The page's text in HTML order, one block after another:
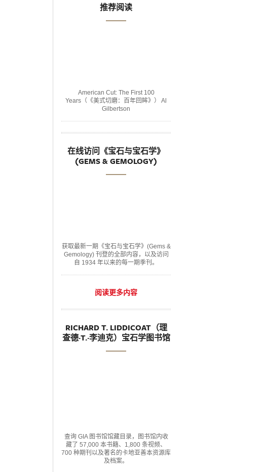
推荐阅读
American Cut: The First 100
Years（《美式切磨：百年回眸》） Al
Gilbertson
在线访问《宝石与宝石学》
(GEMS & GEMOLOGY)
获取最新一期《宝石与宝石学》(Gems &
Gemology) 刊登的全部内容，以及访问
自 1934 年以来的每一期季刊。
阅读更多内容
RICHARD T. LIDDICOAT（理
查德·T.·李迪克）宝石学图书馆
查询 GIA 图书馆馆藏目录，图书馆内收
藏了 57,000 本书籍、1,800 条视频、
700 种期刊以及著名的卡地亚善本资源库
及档案。